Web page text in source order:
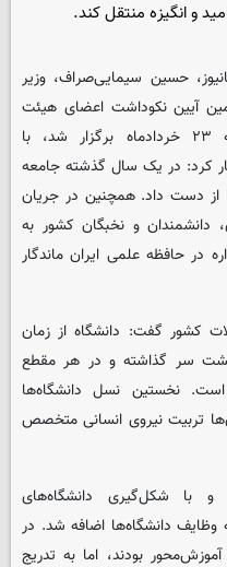
و انگیزه منتقل کند.
حسین سیمایی‌صراف، وزیر
آیین نکوداشت اعضای هیئت
علمی نمونه کشوری که امروز شنبه ۲۳ خردادماه برگزار شد، با
کرد: در یک سال گذشته جامعه
از دست داد. همچنین در جریان
دانشمندان و نخبگان کشور به
در حافظه علمی ایران ماندگار
کشور گفت: دانشگاه از زمان
سر گذاشته و در هر مقطع
است. نخستین نسل دانشگاه‌ها
تربیت نیروی انسانی متخصص
و با شکل‌گیری دانشگاه‌های
وظایف دانشگاه‌ها اضافه شد. در
بیشتر آموزش‌محور بودند، اما به تدریج